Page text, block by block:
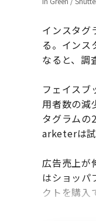
インスタグ
る。インス
なると、調
フェイスブ
用者数の減
タグラムの
arketerは試
広告売上が
はショッパ
クトを購入